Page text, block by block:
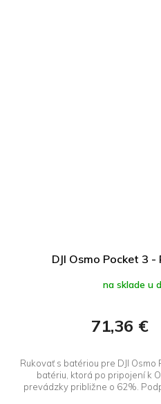
DJI Osmo Pocket 3
na sklade u
71,36 €
Rukovať s batériou pre DJI
batériu, ktorá po pripojení k
prevádzky približne o 62%.